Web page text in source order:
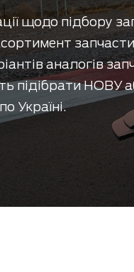
щодо підбору
аналогів
підібрати НОВУ
Україні.